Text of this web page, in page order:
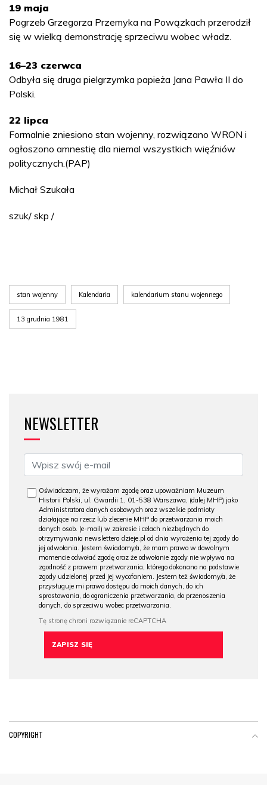
19 maja
Pogrzeb Grzegorza Przemyka na Powązkach przerodził
się w wielką demonstrację sprzeciwu wobec władz.
16–23 czerwca
Odbyła się druga pielgrzymka papieża Jana Pawła II do
Polski.
22 lipca
Formalnie zniesiono stan wojenny, rozwiązano WRON i
ogłoszono amnestię dla niemal wszystkich więźniów
politycznych.(PAP)
Michał Szukała
szuk/ skp /
stan wojenny Kalendaria kalendarium stanu wojennego
13 grudnia 1981
NEWSLETTER
Oświadczam, że wyrażam zgodę oraz upoważniam Muzeum
Historii Polski, ul. Gwardii 1, 01-538 Warszawa, (dalej MHP) jako
Administratora danych osobowych oraz wszelkie podmioty
działające na rzecz lub zlecenie MHP do przetwarzania moich
danych osob. (e-mail) w zakresie i celach niezbędnych do
otrzymywania newslettera dzieje.pl od dnia wyrażenia tej zgody do
jej odwołania. Jestem świadomy/a, że mam prawo w dowolnym
momencie odwołać zgodę oraz że odwołanie zgody nie wpływa na
zgodność z prawem przetwarzania, którego dokonano na podstawie
zgody udzielonej przed jej wycofaniem. Jestem też świadomy/a, że
przysługuje mi prawo dostępu do moich danych, do ich
sprostowania, do ograniczenia przetwarzania, do przenoszenia
danych, do sprzeciwu wobec przetwarzania.
COPYRIGHT